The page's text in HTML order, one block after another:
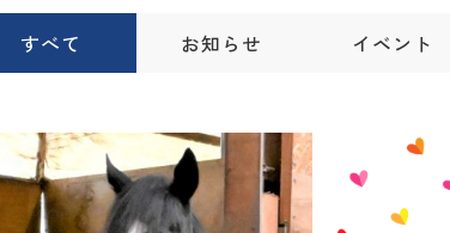
すべて お知らせ イベント